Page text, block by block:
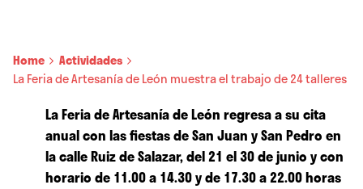
Home
Actividades
La Feria de Artesanía de León muestra el trabajo de 24 talleres
La Feria de Artesanía de León regresa a su cita
anual con las fiestas de San Juan y San Pedro en
la calle Ruiz de Salazar, del 21 el 30 de junio y con
horario de 11.00 a 14.30 y de 17.30 a 22.00 horas